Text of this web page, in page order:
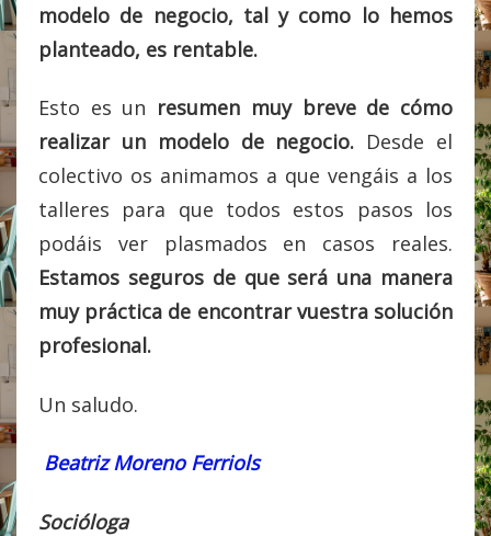
modelo de negocio, tal y como lo hemos
planteado, es rentable.
Esto es un resumen muy breve de cómo
realizar un modelo de negocio. Desde el
colectivo os animamos a que vengáis a los
talleres para que todos estos pasos los
podáis ver plasmados en casos reales.
Estamos seguros de que será una manera
muy práctica de encontrar vuestra solución
profesional.
Un saludo.
Beatriz Moreno Ferriols
Socióloga